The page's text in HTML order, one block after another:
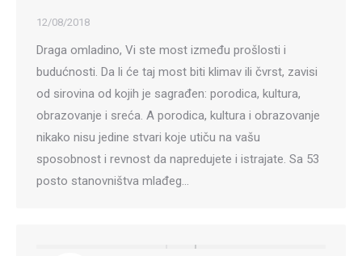
12/08/2018
Draga omladino, Vi ste most između prošlosti i
budućnosti. Da li će taj most biti klimav ili čvrst, zavisi
od sirovina od kojih je sagrađen: porodica, kultura,
obrazovanje i sreća. A porodica, kultura i obrazovanje
nikako nisu jedine stvari koje utiču na vašu
sposobnost i revnost da napredujete i istrajate. Sa 53
posto stanovništva mlađeg…